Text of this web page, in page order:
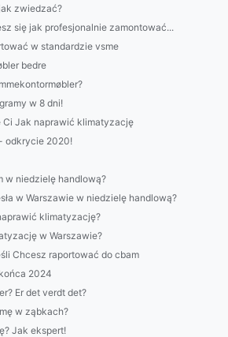
zwiedzać?
się jak profesjonalnie zamontować...
w standardzie vsme
bedre
w 8 dni!
Ci Jak naprawić klimatyzację
odkrycie 2020!
w niedzielę handlową?
w Warszawie w niedzielę handlową?
klimatyzację?
w Warszawie?
Chcesz raportować do cbam
2024
Er det verdt det?
w ząbkach?
Jak ekspert!